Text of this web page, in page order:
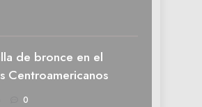
de bronce en el
Centroamericanos
0